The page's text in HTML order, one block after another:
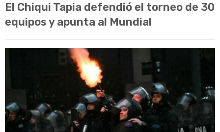
El Chiqui Tapia defendió el torneo de 30
equipos y apunta al Mundial